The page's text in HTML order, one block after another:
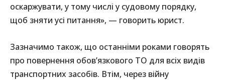
оскаржувати, у тому числі у судовому порядку,
щоб зняти усі питання», — говорить юрист.
Зазначимо також, що останніми роками говорять
про повернення обов’язкового ТО для всіх видів
транспортних засобів. Втім, через війну